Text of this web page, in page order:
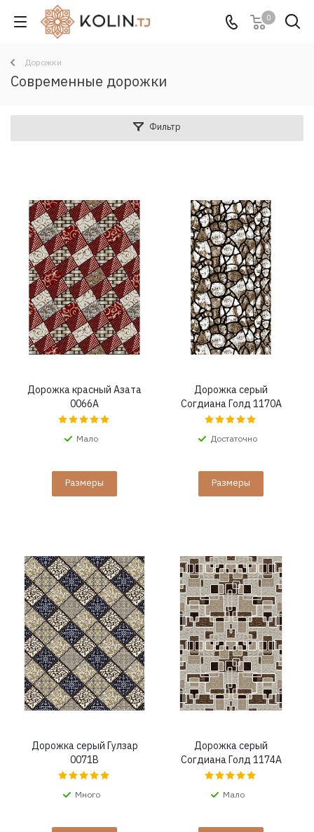
0
Дорожки
Современные дорожки
Фильтр
Дорожка красный Азата
0066A
Мало
Размеры
Дорожка серый
Согдиана Голд 1170A
Достаточно
Размеры
Дорожка серый Гулзар
0071B
Много
Дорожка серый
Согдиана Голд 1174A
Мало